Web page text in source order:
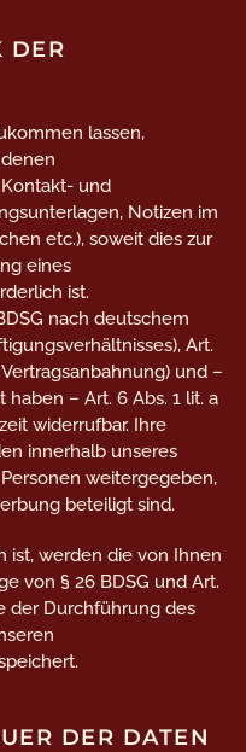
DER
lassen,
und
Notizen im
etc.), soweit dies zur
eines
ist.
nach deutschem
Art.
und –
– Art. 6 Abs. 1 lit. a
widerrufbar. Ihre
innerhalb unseres
weitergegeben,
beteiligt sind.
ist, werden die von Ihnen
von § 26 BDSG und Art.
der Durchführung des
DER DATEN